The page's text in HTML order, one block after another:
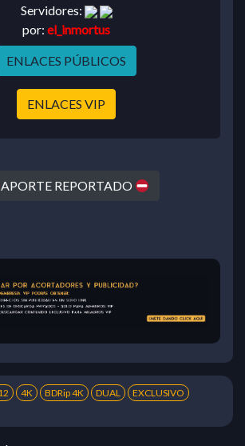
Servidores:
por: el_inmortus
ENLACES PÚBLICOS
ENLACES VIP
APORTE REPORTADO
4K BDRip 4K DUAL
EXCLUSIVO